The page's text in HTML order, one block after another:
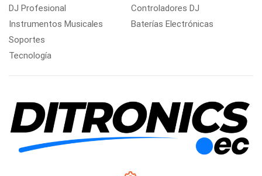
DJ Profesional
Instrumentos Musicales
Soportes
Tecnología
Controladores DJ
Baterías Electrónicas